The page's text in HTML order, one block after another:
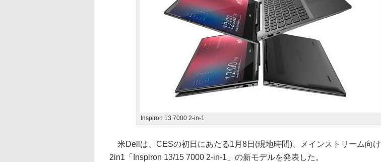
Inspiron 13 7000 2-in-1
米Dellは、CESの初日にあたる1月8日(現地時間)、メインストリーム向け
2in1「Inspiron 13/15 7000 2-in-1」の新モデルを発表した。